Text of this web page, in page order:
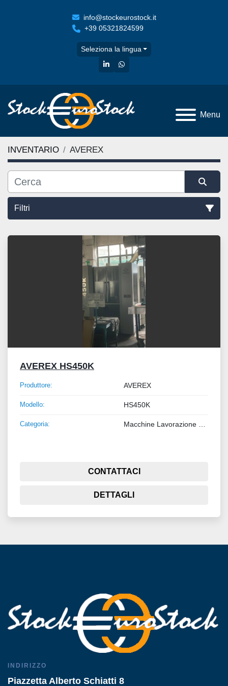
info@stockeurostock.it
+39 05321824599
Seleziona la lingua
linkedinwhatsapp
Menu
INVENTARIO AVEREX
Filtri
Tutte le categorie
Ordina per
AVEREX HS450K
Produttore: AVEREX
Modello: HS450K
Categoria:
CONTATTACI
DETTAGLI
INDIRIZZO
Piazzetta Alberto Schiatti 8